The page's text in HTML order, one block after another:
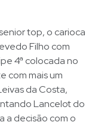
top, o carioca
Filho com
4ª colocada no
com mais um
da Costa,
Lancelot do
a decisão com o